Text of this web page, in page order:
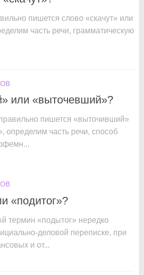
пишется слово «скачут» или
часть речи, грамматическую
или «выточевший»?
пишется «выточивший»
определим часть речи, способ
«подитог»?
термин «подытог» нередко
деловой переписке, при
и от...